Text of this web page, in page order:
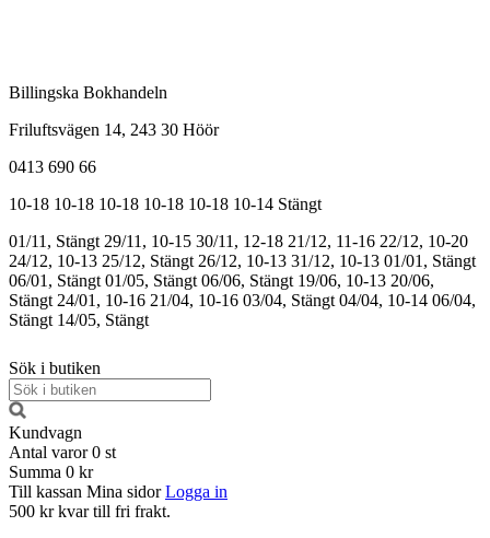
Billingska Bokhandeln
Friluftsvägen 14, 243 30 Höör
0413 690 66
10-18 10-18 10-18 10-18 10-18 10-14 Stängt
01/11, Stängt 29/11, 10-15 30/11, 12-18 21/12, 11-16 22/12, 10-20
24/12, 10-13 25/12, Stängt 26/12, 10-13 31/12, 10-13 01/01, Stängt
06/01, Stängt 01/05, Stängt 06/06, Stängt 19/06, 10-13 20/06,
Stängt 24/01, 10-16 21/04, 10-16 03/04, Stängt 04/04, 10-14 06/04,
Stängt 14/05, Stängt
Sök i butiken
Kundvagn
Antal varor 0 st
Summa 0 kr
Till kassan Mina sidor Logga in
500 kr kvar till fri frakt.